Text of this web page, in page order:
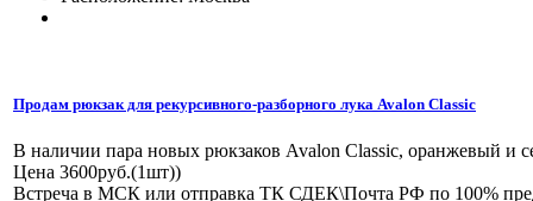
Продам рюкзак для рекурсивного-разборного лука Avalon Classic
В наличии пара новых рюкзаков Avalon Classic, оранжевый и
Цена 3600руб.(1шт))
Встреча в МСК или отправка ТК СДЕК\Почта РФ по 100%